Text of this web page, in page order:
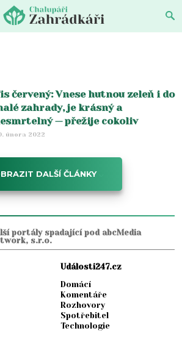
červený: Vnese hutnou zeleň i do
zahrady, je krásný a
— přežije cokoliv
února 2022
DALŠÍ ČLÁNKY
portály spadající pod abcMedia
s.r.o.
Události247.cz
Domácí
Komentáře
Rozhovory
Spotřebitel
Technologie